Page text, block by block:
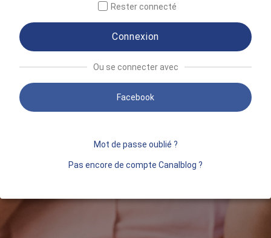
Rester connecté
Connexion
Ou se connecter avec
Facebook
Mot de passe oublié ?
Pas encore de compte Canalblog ?